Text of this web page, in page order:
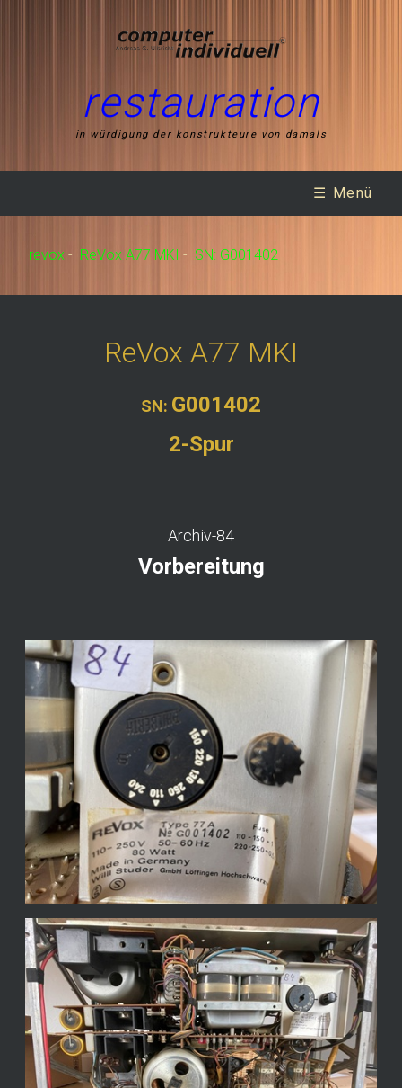
restauration
in würdigung der konstrukteure von damals
☰ Menü
revox - ReVox A77 MKI - SN: G001402
ReVox A77 MKI
SN: G001402
2-Spur
Archiv-84
Vorbereitung